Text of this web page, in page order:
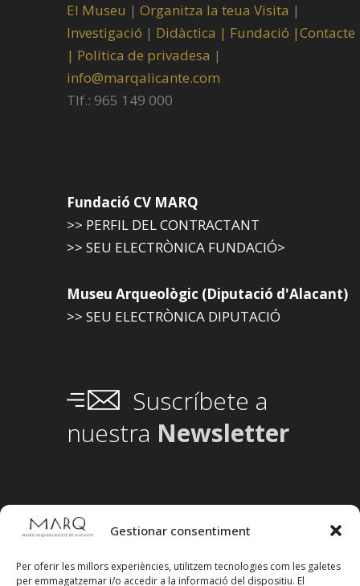
Gestionar consentiment
Per oferir les millors experiències, utilitzem tecnologies com les galetes
per emmagatzemar i/o accedir a la informació del dispositiu. El
El Museu | Organitza la teua Visita |
Investigació | Didàctica | Fundació |Contacte
| Política de privadesa |
info@marqalicante.com
Tlf.: 965 149 000
Fundació CV MARQ
>> PERFIL DEL CONTRACTANT
>> SEU ELECTRÒNICA FUNDACIÓ>
Museu Arqueològic (Diputació d'Alacant)
>> SEU ELECTRÒNICA DIPUTACIÓ
Suscríbete a
nuestra Newsletter